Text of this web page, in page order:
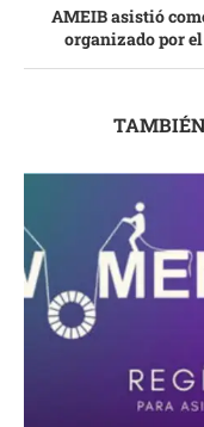
AMEIB asistió
organizado por